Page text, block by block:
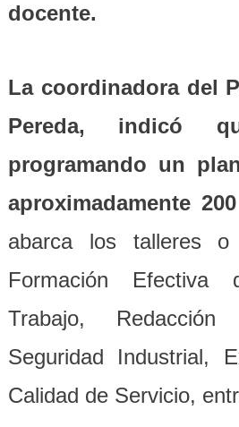
docente.
La coordinadora del
Pereda, indicó
programando un
aproximadamente
abarca los talleres
Formación
Trabajo,
Seguridad Industrial,
Calidad de Servicio,